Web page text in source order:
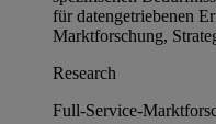
für datengetriebenen
Marktforschung,
Research
Full-Service-